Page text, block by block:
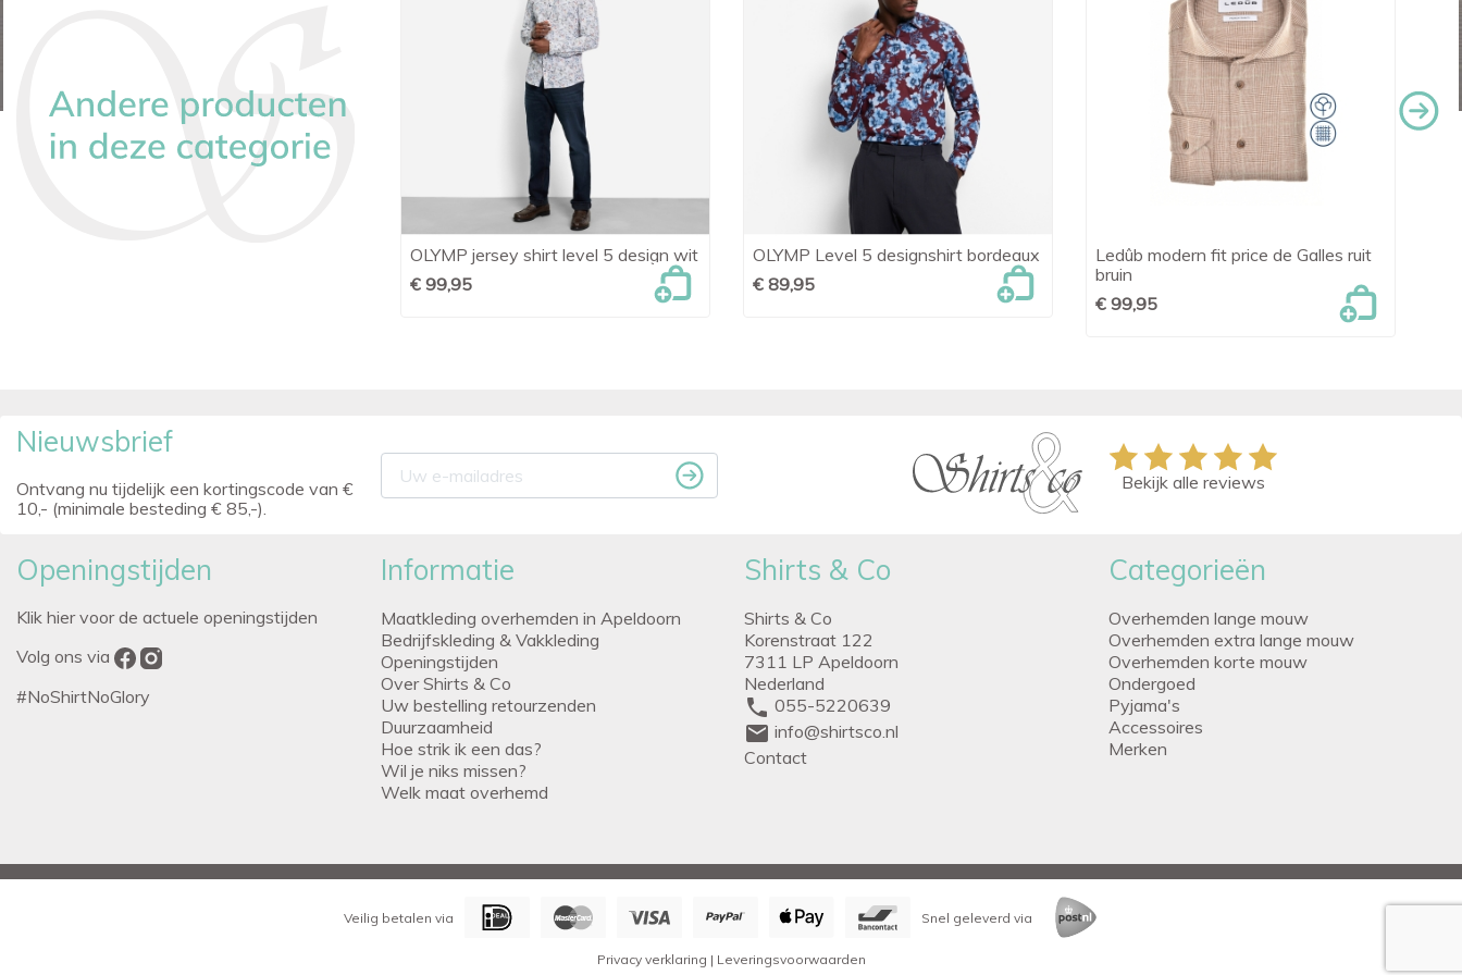
 Snel bekijken
OLYMP jersey shirt level 5 design wit
€ 99,95
 Snel bekijken
OLYMP Level 5 designshirt bordeaux
€ 89,95
 Snel bekijken
Ledûb modern fit price de Galles ruit
bruin
€ 99,95
Nieuwsbrief
Ontvang nu tijdelijk een kortingscode van €
10,- (minimale besteding € 85,-).
Bekijk alle reviews
Openingstijden
Klik hier voor de actuele openingstijden
Volg ons via
#NoShirtNoGlory
Informatie
Maatkleding overhemden in Apeldoorn
Bedrijfskleding & Vakkleding
Openingstijden
Over Shirts & Co
Uw bestelling retourzenden
Duurzaamheid
Hoe strik ik een das?
Wil je niks missen?
Welk maat overhemd
Shirts & Co
Shirts & Co
Korenstraat 122
7311 LP Apeldoorn
Nederland
phone 055-5220639
mail info@shirtsco.nl
Contact
Categorieën
Overhemden lange mouw
Overhemden extra lange mouw
Overhemden korte mouw
Ondergoed
Pyjama's
Accessoires
Merken
Veilig betalen via Snel geleverd via
Privacy verklaring | Leveringsvoorwaarden